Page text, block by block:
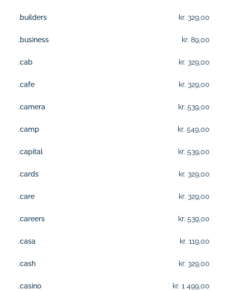
kr. 329,00
.builders
kr. 89,00
.business
kr. 329,00
.cab
kr. 329,00
.cafe
kr. 539,00
.camera
kr. 549,00
.camp
kr. 539,00
.capital
kr. 329,00
.cards
kr. 329,00
.care
kr. 539,00
.careers
kr. 119,00
.casa
kr. 329,00
.cash
kr. 1 499,00
.casino